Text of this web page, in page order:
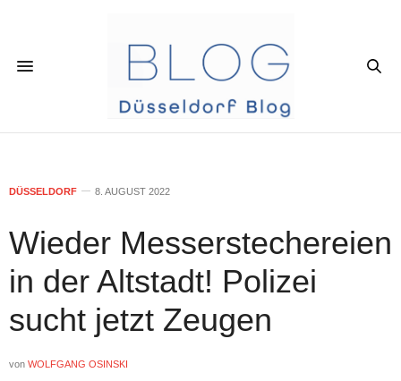
DÜSSELDORF 8. AUGUST 2022
Wieder Messerstechereien
in der Altstadt! Polizei
sucht jetzt Zeugen
von WOLFGANG OSINSKI